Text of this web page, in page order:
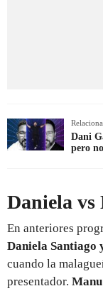
Dani
pero
Daniela
En anteriores
Daniela Santiago
cuando la
presentador.